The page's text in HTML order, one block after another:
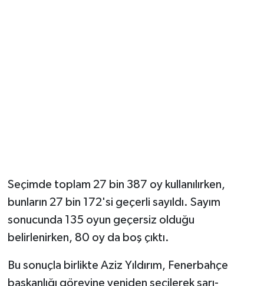
Seçimde toplam 27 bin 387 oy kullanılırken,
bunların 27 bin 172'si geçerli sayıldı. Sayım
sonucunda 135 oyun geçersiz olduğu
belirlenirken, 80 oy da boş çıktı.
Bu sonuçla birlikte Aziz Yıldırım, Fenerbahçe
başkanlığı görevine yeniden seçilerek sarı-